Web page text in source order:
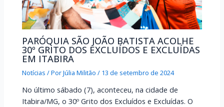
PARÓQUIA SÃO JOÃO BATISTA ACOLHE
30º GRITO DOS EXCLUÍDOS E EXCLUÍDAS
EM ITABIRA
Notícias / PorJúlia Militão/ 13 de setembro de 2024
No último sábado (7), aconteceu, na cidade de
Itabira/MG, o 30º Grito dos Excluídos e Excluídas. O